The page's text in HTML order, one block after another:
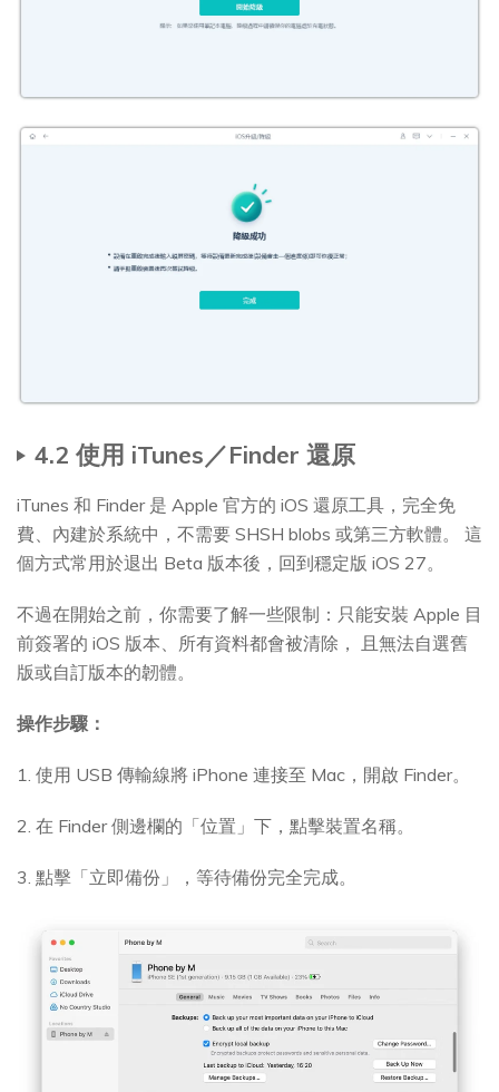
4.2 使用 iTunes／Finder 還原
iTunes 和 Finder 是 Apple 官方的 iOS 還原工具，完全免
費、內建於系統中，不需要 SHSH blobs 或第三方軟體。 這
個方式常用於退出 Beta 版本後，回到穩定版 iOS 27。
不過在開始之前，你需要了解一些限制：只能安裝 Apple 目
前簽署的 iOS 版本、所有資料都會被清除， 且無法自選舊
版或自訂版本的韌體。
操作步驟：
1. 使用 USB 傳輸線將 iPhone 連接至 Mac，開啟 Finder。
2. 在 Finder 側邊欄的「位置」下，點擊裝置名稱。
3. 點擊「立即備份」，等待備份完全完成。